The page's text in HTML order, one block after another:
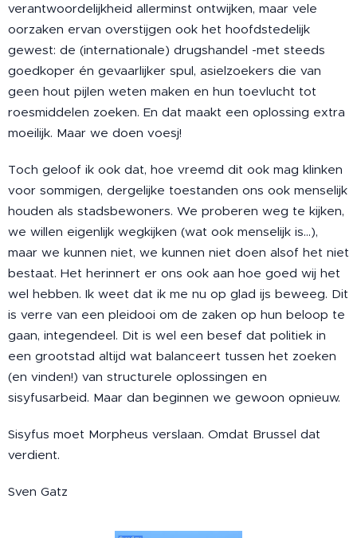
verantwoordelijkheid allerminst ontwijken, maar vele
oorzaken ervan overstijgen ook het hoofdstedelijk
gewest: de (internationale) drugshandel -met steeds
goedkoper én gevaarlijker spul, asielzoekers die van
geen hout pijlen weten maken en hun toevlucht tot
roesmiddelen zoeken. En dat maakt een oplossing extra
moeilijk. Maar we doen voesj!
Toch geloof ik ook dat, hoe vreemd dit ook mag klinken
voor sommigen, dergelijke toestanden ons ook menselijk
houden als stadsbewoners. We proberen weg te kijken,
we willen eigenlijk wegkijken (wat ook menselijk is…),
maar we kunnen niet, we kunnen niet doen alsof het niet
bestaat. Het herinnert er ons ook aan hoe goed wij het
wel hebben. Ik weet dat ik me nu op glad ijs beweeg. Dit
is verre van een pleidooi om de zaken op hun beloop te
gaan, integendeel. Dit is wel een besef dat politiek in
een grootstad altijd wat balanceert tussen het zoeken
(en vinden!) van structurele oplossingen en
sisyfusarbeid. Maar dan beginnen we gewoon opnieuw.
Sisyfus moet Morpheus verslaan. Omdat Brussel dat
verdient.
Sven Gatz